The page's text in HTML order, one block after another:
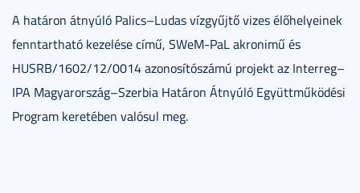
A határon átnyúló Palics–Ludas vízgyűjtő vizes élőhelyeinek
fenntartható kezelése című, SWeM-PaL akronimű és
HUSRB/1602/12/0014 azonosítószámú projekt az Interreg–
IPA Magyarország–Szerbia Határon Átnyúló Együttműködési
Program keretében valósul meg.